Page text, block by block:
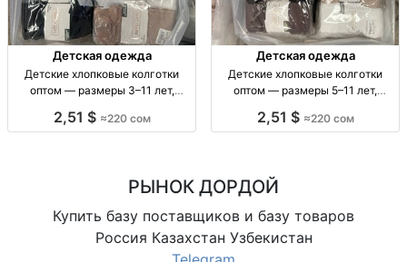
Детская одежда
Детские хлопковые колготки
оптом — размеры 3–11 лет,
колготки оптом, р-ры 3–11 лет,
2,51 $ ≈220 сом
Детская одежда
Детские хлопковые колготки
оптом — размеры 5–11 лет,
колготки, р-р 5–7, 7–9, 9–11 лет,
2,51 $ ≈220 сом
РЫНОК ДОРДОЙ
Купить базу поставщиков и базу товаров
Россия Казахстан Узбекистан